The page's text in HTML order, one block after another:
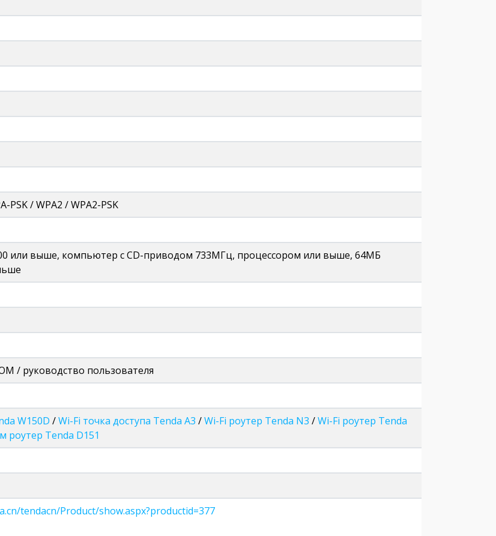
PSK / WPA2 / WPA2-PSK
или выше, компьютер с CD-приводом 733МГц, процессором или выше, 64МБ
/ руководство пользователя
W150D /Wi-Fi точка доступа Tenda A3 /Wi-Fi роутер Tenda N3 /Wi-Fi роутер Tenda
роутер Tenda D151
tendacn/Product/show.aspx?productid=377